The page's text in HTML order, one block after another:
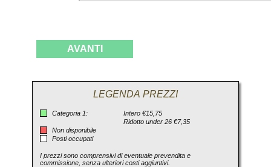
AVANTI
LEGENDA PREZZI
Categoria 1:
Intero €15,75
Ridotto under 26 €7,35
Non disponibile
Posti occupati
I prezzi sono comprensivi di eventuale prevendita e
commissione, senza ulteriori costi aggiuntivi.